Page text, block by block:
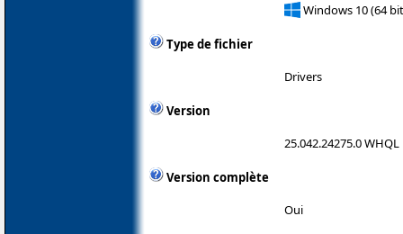
Windows 10 (64
Type de fichier
Drivers
Version
25.042.24275.0 WHQL
Version complète
Oui